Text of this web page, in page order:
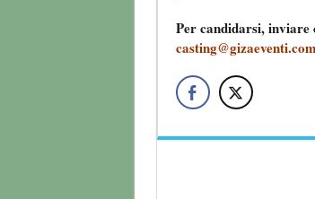
Per candidarsi,
casting@gizaeventi.com